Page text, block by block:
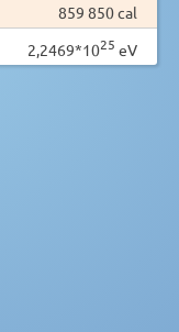
859 850 cal
2,2469*1025 eV